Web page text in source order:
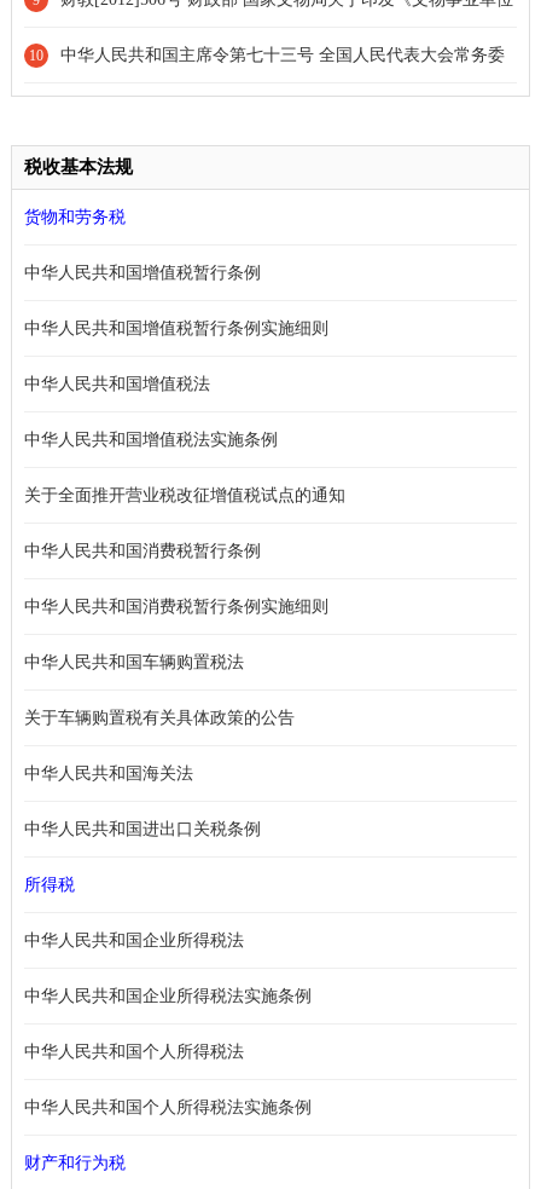
财务制度》的通知[全文废止]
10 中华人民共和国主席令第七十三号 全国人民代表大会常务委
税收基本法规
货物和劳务税
中华人民共和国增值税暂行条例
中华人民共和国增值税暂行条例实施细则
中华人民共和国增值税法
中华人民共和国增值税法实施条例
关于全面推开营业税改征增值税试点的通知
中华人民共和国消费税暂行条例
中华人民共和国消费税暂行条例实施细则
中华人民共和国车辆购置税法
关于车辆购置税有关具体政策的公告
中华人民共和国海关法
中华人民共和国进出口关税条例
所得税
中华人民共和国企业所得税法
中华人民共和国企业所得税法实施条例
中华人民共和国个人所得税法
中华人民共和国个人所得税法实施条例
财产和行为税